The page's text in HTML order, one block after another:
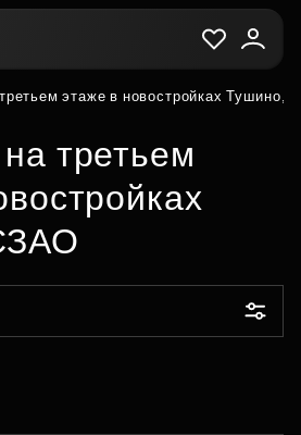
этаже в новостройках Тушино,
третьем